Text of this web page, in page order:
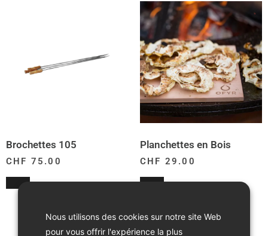
Brochettes 105
CHF 75.00
Planchettes en Bois
CHF 29.00
Nous utilisons des cookies sur notre site Web
pour vous offrir l'expérience la plus